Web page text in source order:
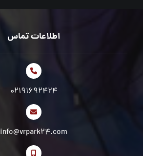
اطلاعات تماس
02191692424
info@vrpark24.com